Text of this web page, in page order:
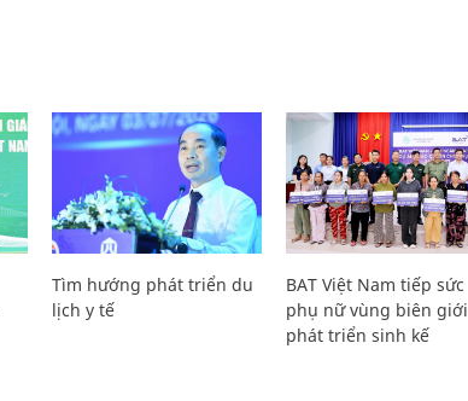
Tìm hướng phát triển du
lịch y tế
BAT Việt Nam tiếp sức
phụ nữ vùng biên giới
phát triển sinh kế